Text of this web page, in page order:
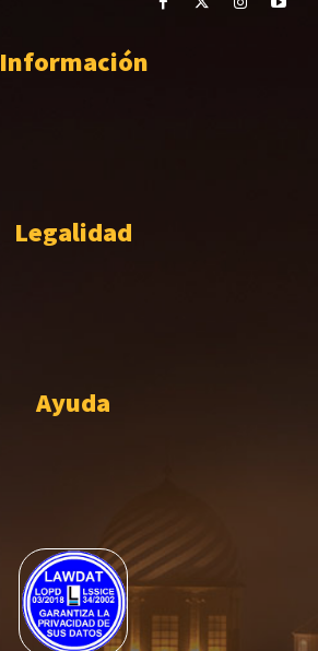
Información
Legalidad
Ayuda